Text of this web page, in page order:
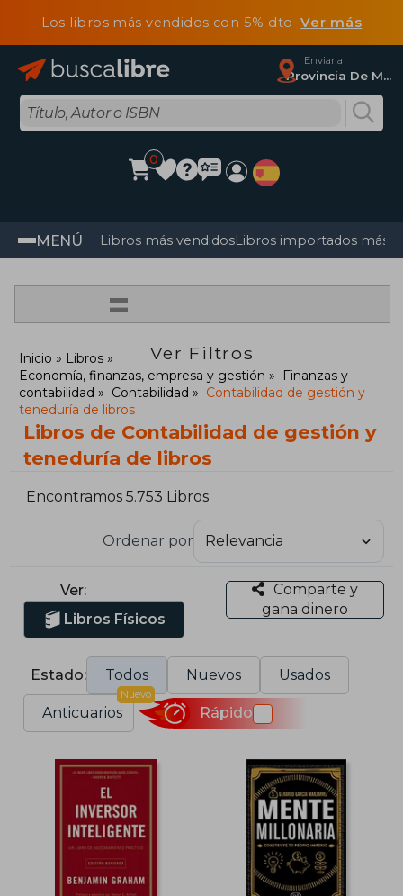
Los libros más vendidos con 5% dtoVer más
Enviar a
Provincia De Madrid
0
MENÚ Libros más vendidosLibros importados más
=
Ver Filtros
Inicio
Libros
Economía, finanzas, empresa y gestión
Finanzas y
contabilidad
Contabilidad
Contabilidad de gestión y
teneduría de libros
Libros de Contabilidad de gestión y
teneduría de libros
Encontramos 5.753 Libros
Ordenar por
Ver:
Libros Físicos
Comparte y
gana dinero
Estado: Todos Nuevos Usados
Anticuarios
Nuevo
Rápido